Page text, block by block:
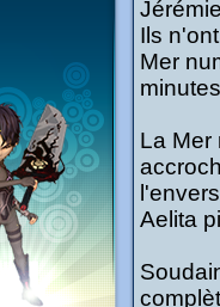
Ils
Mer
La Mer
Aelita